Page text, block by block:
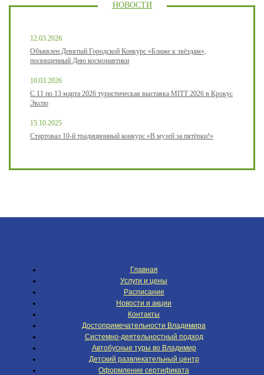
НОВОСТИ
12.03.2026
Объявлен Девятый Городской Конкурс «Ближе к звёздам»,
посвященный Дню космонавтики
10.03.2026
С 11 по 13 марта 2026 туристическая выставка MITT 2026 в Крокус
Экспо
15.10.2025
Стартовал 10-й традиционный конкурс «В музей за пятёрки!»
Главная
Услуги и цены
Расписание
Новости и акции
Контакты
Достопримечательности Владимира
Системно-деятельностный подход
Автобусные туры во Владимир
Детский развлекательный центр
Оформление сертификата